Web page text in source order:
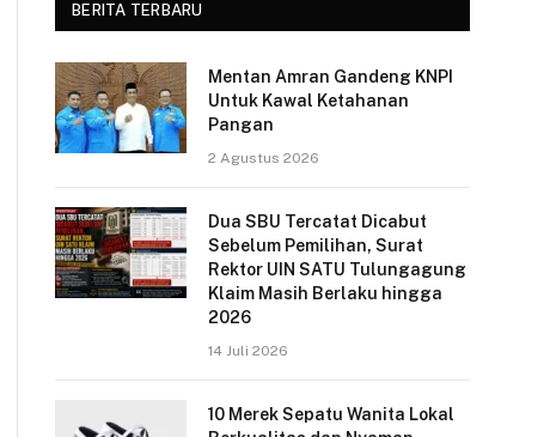
BERITA TERBARU
Mentan Amran Gandeng KNPI
Untuk Kawal Ketahanan
Pangan
2 Agustus 2026
Dua SBU Tercatat Dicabut
Sebelum Pemilihan, Surat
Rektor UIN SATU Tulungagung
Klaim Masih Berlaku hingga
2026
14 Juli 2026
10 Merek Sepatu Wanita Lokal